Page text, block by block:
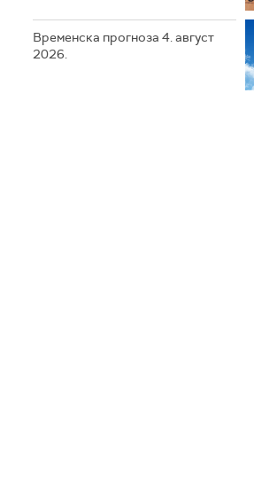
Временска прогноза 4. август
2026.